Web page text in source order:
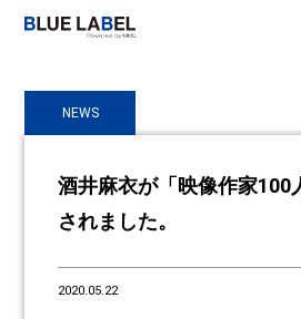
酒井麻衣が「映像作家100
されました。
2020.05.22
NEWS